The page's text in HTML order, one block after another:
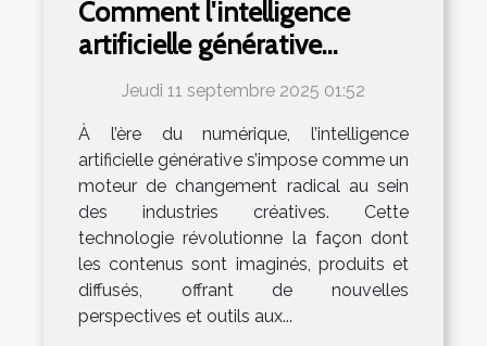
Comment l'intelligence
artificielle générative
transforme-t-elle les
industries créatives ?
Jeudi 11 septembre 2025 01:52
À l’ère du numérique, l’intelligence
artificielle générative s’impose comme un
moteur de changement radical au sein
des industries créatives. Cette
technologie révolutionne la façon dont
les contenus sont imaginés, produits et
diffusés, offrant de nouvelles
perspectives et outils aux...